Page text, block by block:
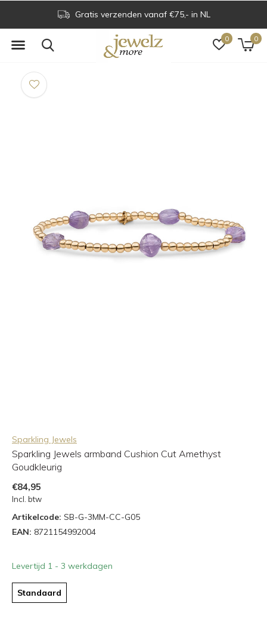
0 0
Gratis verzenden vanaf €75,- in NL
Sparkling Jewels
Sparkling Jewels armband Cushion Cut Amethyst
Goudkleurig
€84,95
Incl. btw
Artikelcode: SB-G-3MM-CC-G05
EAN: 8721154992004
Levertijd 1 - 3 werkdagen
Standaard